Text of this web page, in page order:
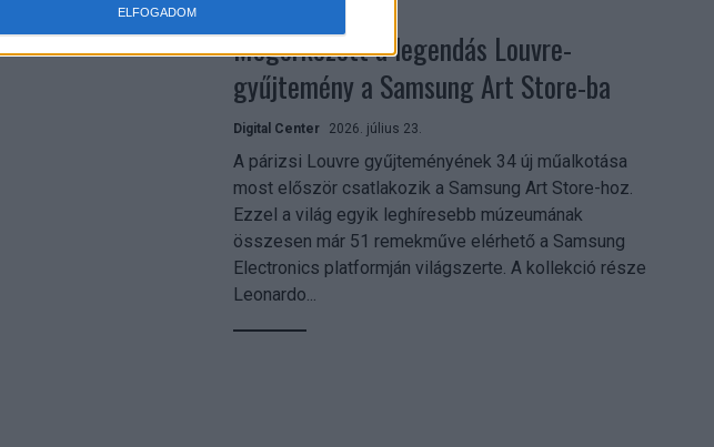
ELFOGADOM
Megérkezett a legendás Louvre-
gyűjtemény a Samsung Art Store-ba
Digital Center 2026. július 23.
A párizsi Louvre gyűjteményének 34 új műalkotása
most először csatlakozik a Samsung Art Store-hoz.
Ezzel a világ egyik leghíresebb múzeumának
összesen már 51 remekműve elérhető a Samsung
Electronics platformján világszerte. A kollekció része
Leonardo...